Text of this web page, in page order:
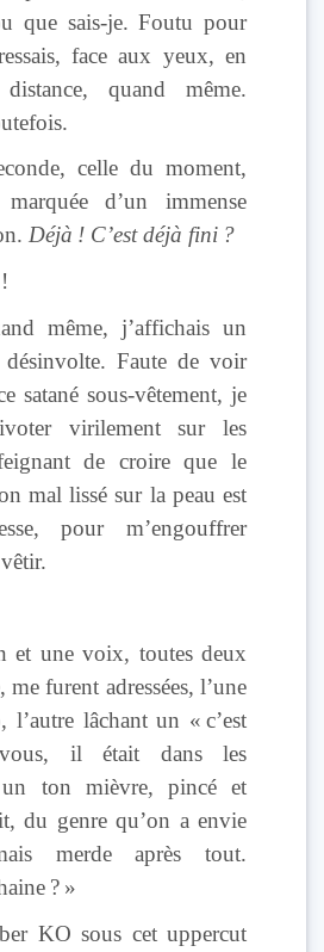
que sais-je. Foutu pour
face aux yeux, en
quand même.
celle du moment,
d’un immense
Déjà ! C’est déjà fini ?
même, j’affichais un
Faute de voir
satané sous-vêtement, je
virilement sur les
de croire que le
mal lissé sur la peau est
pour m’engouffrer
et une voix, toutes deux
furent adressées, l’une
lâchant un « c’est
il était dans les
un ton mièvre, pincé et
du genre qu’on a envie
merde après tout.
? »
KO sous cet uppercut